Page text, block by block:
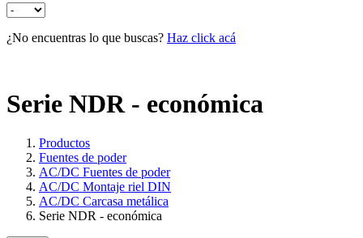
¿No encuentras lo que buscas? Haz click acá
Serie NDR - económica
Productos
Fuentes de poder
AC/DC Fuentes de poder
AC/DC Montaje riel DIN
AC/DC Carcasa metálica
Serie NDR - económica